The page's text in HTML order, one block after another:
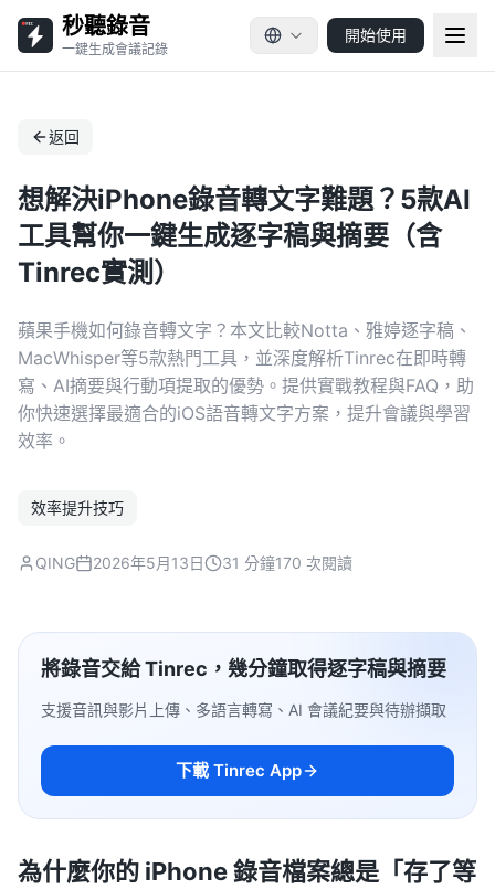
秒聽錄音
一鍵生成會議記錄
開始使用
返回
想解決iPhone錄音轉文字難題？5款AI
工具幫你一鍵生成逐字稿與摘要（含
Tinrec實測）
蘋果手機如何錄音轉文字？本文比較Notta、雅婷逐字稿、
MacWhisper等5款熱門工具，並深度解析Tinrec在即時轉
寫、AI摘要與行動項提取的優勢。提供實戰教程與FAQ，助
你快速選擇最適合的iOS語音轉文字方案，提升會議與學習
效率。
效率提升技巧
QING 2026年5月13日 31 分鐘170 次閱讀
將錄音交給 Tinrec，幾分鐘取得逐字稿與摘要
支援音訊與影片上傳、多語言轉寫、AI 會議紀要與待辦擷取
下載 Tinrec App
為什麼你的 iPhone 錄音檔案總是「存了等